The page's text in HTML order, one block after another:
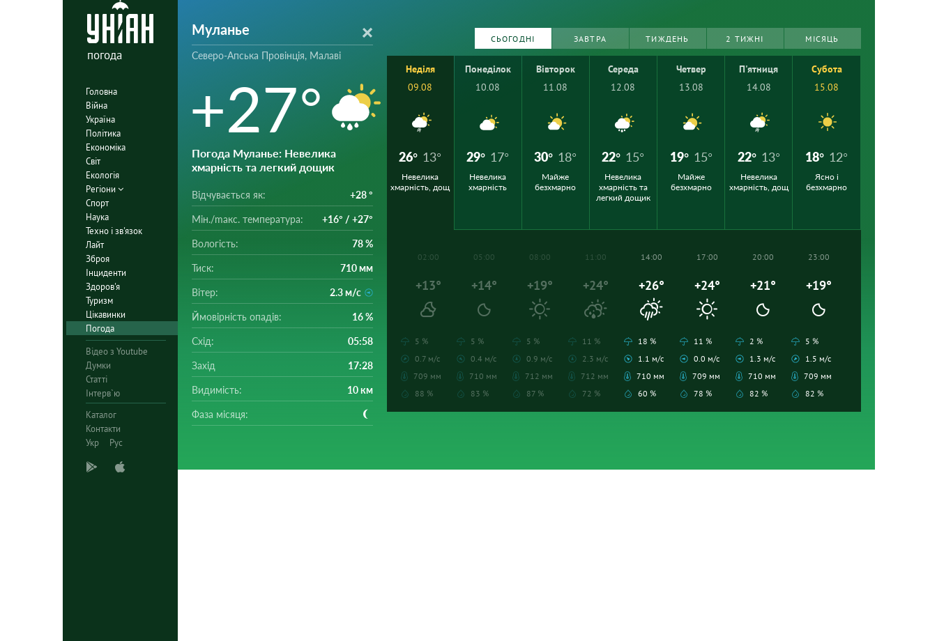
погода
Головна
Війна
Україна
Політика
Економіка
Світ
Екологія
Регіони
Спорт
Наука
Техно і зв'язок
Лайт
Зброя
Інциденти
Здоров'я
Туризм
Цікавинки
Погода
Відео з Youtube
Думки
Статті
Інтерв`ю
Каталог
Контакти
Укр
Рус
Муланье
Северо-Апська Провінція, Малаві
+27°
Погода Муланье: Невелика
хмарність та легкий дощик
Відчувається як: +28 °
Мін./mакс. температура: +16° / +27°
Вологість: 78 %
Тиск: 710 мм
Вітер: 2.3 м/с
Ймовірність опадів: 16 %
Схід: 05:58
Захід 17:28
Видимість: 10 км
Фаза місяця:
СЬОГОДНІ ЗАВТРА ТИЖДЕНЬ 2 ТИЖНІ МІСЯЦЬ
Неділя
09.08
26° 13°
Невелика
хмарність, дощ
Понеділок
10.08
29° 17°
Невелика
хмарність
Вівторок
11.08
30° 18°
Майже
безхмарно
Середа
12.08
22° 15°
Невелика
хмарність та
легкий дощик
Четвер
13.08
19° 15°
Майже
безхмарно
П'ятниця
14.08
22° 13°
Невелика
хмарність, дощ
Субота
15.08
18° 12°
Ясно і
безхмарно
02:00
+13°
5 %
0.7 м/с
709 мм
88 %
05:00
+14°
5 %
0.4 м/с
710 мм
83 %
08:00
+19°
5 %
0.9 м/с
712 мм
87 %
11:00
+24°
11 %
2.3 м/с
712 мм
72 %
14:00
+26°
18 %
1.1 м/с
710 мм
60 %
17:00
+24°
11 %
0.0 м/с
709 мм
78 %
20:00
+21°
2 %
1.3 м/с
710 мм
82 %
23:00
+19°
5 %
1.5 м/с
709 мм
82 %